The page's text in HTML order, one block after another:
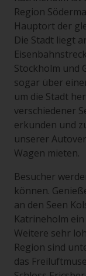
Region
Hauptort der
Die Stadt liegt
Stockholm und
sogar über
um die Stadt
verschiedener
erkunden und
unserer
Wagen mieten.
Besucher
können.
an den Seen
Katrineholm
Weitere sehr
Region sind
das